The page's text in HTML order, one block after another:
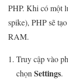
PHP. Khi có một
spike), PHP sẽ
RAM.
Truy cập vào
chọnSettings.